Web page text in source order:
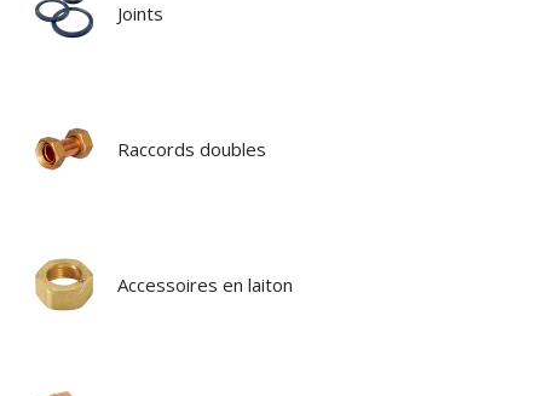
Joints
Raccords doubles
Accessoires en laiton